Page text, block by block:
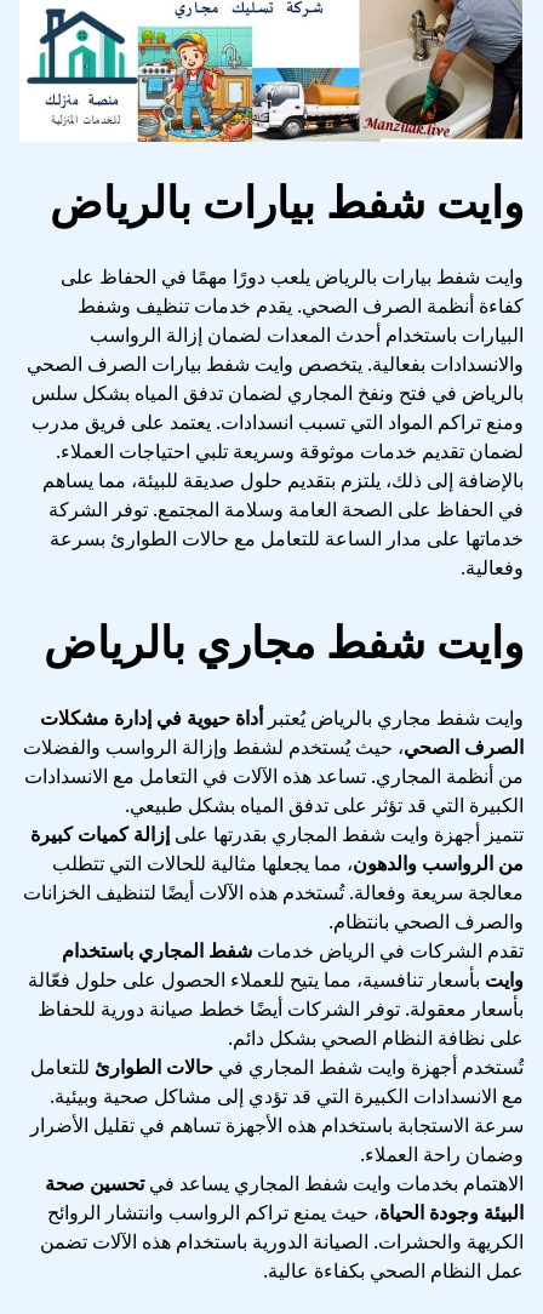
وايت شفط بيارات بالرياض
وايت شفط بيارات بالرياض يلعب دورًا مهمًا في الحفاظ على
كفاءة أنظمة الصرف الصحي. يقدم خدمات تنظيف وشفط
البيارات باستخدام أحدث المعدات لضمان إزالة الرواسب
والانسدادات بفعالية. يتخصص وايت شفط بيارات الصرف الصحي
بالرياض في فتح ونفخ المجاري لضمان تدفق المياه بشكل سلس
ومنع تراكم المواد التي تسبب انسدادات. يعتمد على فريق مدرب
لضمان تقديم خدمات موثوقة وسريعة تلبي احتياجات العملاء.
بالإضافة إلى ذلك، يلتزم بتقديم حلول صديقة للبيئة، مما يساهم
في الحفاظ على الصحة العامة وسلامة المجتمع. توفر الشركة
خدماتها على مدار الساعة للتعامل مع حالات الطوارئ بسرعة
وفعالية.
وايت شفط مجاري بالرياض
وايت شفط مجاري بالرياض يُعتبرأداة حيوية في إدارة مشكلات
الصرف الصحي، حيث يُستخدم لشفط وإزالة الرواسب والفضلات
من أنظمة المجاري. تساعد هذه الآلات في التعامل مع الانسدادات
الكبيرة التي قد تؤثر على تدفق المياه بشكل طبيعي.
تتميز أجهزة وايت شفط المجاري بقدرتها على إزالة كميات كبيرة
من الرواسب والدهون، مما يجعلها مثالية للحالات التي تتطلب
معالجة سريعة وفعالة. تُستخدم هذه الآلات أيضًا لتنظيف الخزانات
والصرف الصحي بانتظام.
تقدم الشركات في الرياض خدمات شفط المجاري باستخدام
وايت بأسعار تنافسية، مما يتيح للعملاء الحصول على حلول فعّالة
بأسعار معقولة. توفر الشركات أيضًا خطط صيانة دورية للحفاظ
على نظافة النظام الصحي بشكل دائم.
تُستخدم أجهزة وايت شفط المجاري في حالات الطوارئ للتعامل
مع الانسدادات الكبيرة التي قد تؤدي إلى مشاكل صحية وبيئية.
سرعة الاستجابة باستخدام هذه الأجهزة تساهم في تقليل الأضرار
وضمان راحة العملاء.
الاهتمام بخدمات وايت شفط المجاري يساعد فيتحسين صحة
البيئة وجودة الحياة، حيث يمنع تراكم الرواسب وانتشار الروائح
الكريهة والحشرات. الصيانة الدورية باستخدام هذه الآلات تضمن
عمل النظام الصحي بكفاءة عالية.